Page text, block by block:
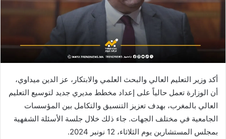
أكد وزير التعليم العالي والبحث العلمي والابتكار، عز الدين ميداوي،
أن الوزارة تعمل حالياً على إعداد مخطط مديري جديد لتوسيع التعليم
العالي بالمغرب، بهدف تعزيز التنسيق والتكامل بين المؤسسات
الجامعية في مختلف الجهات. جاء ذلك خلال جلسة الأسئلة الشفهية
بمجلس المستشارين يوم الثلاثاء، 12 نونبر 2024.